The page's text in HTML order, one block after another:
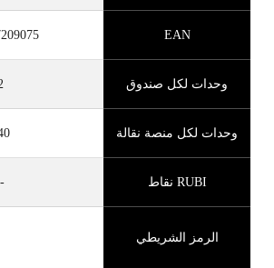
EAN
وحدات لكل صندوق
وحدات لكل منصة نقالة
RUBI نقاط
الرمز الشريطي